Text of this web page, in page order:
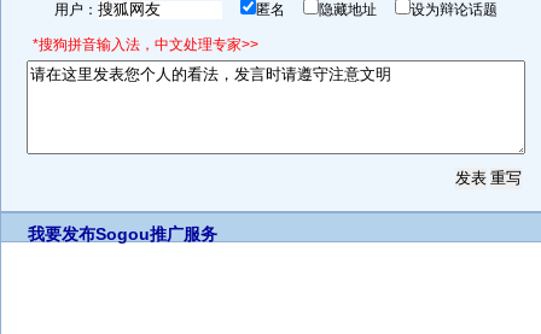
用户： 匿名 隐藏地址 设为辩论话题
*搜狗拼音输入法，中文处理专家>>
我要发布Sogou推广服务